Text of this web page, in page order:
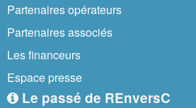
Partenaires opérateurs
Partenaires associés
Les financeurs
Espace presse
Le passé de REnversC